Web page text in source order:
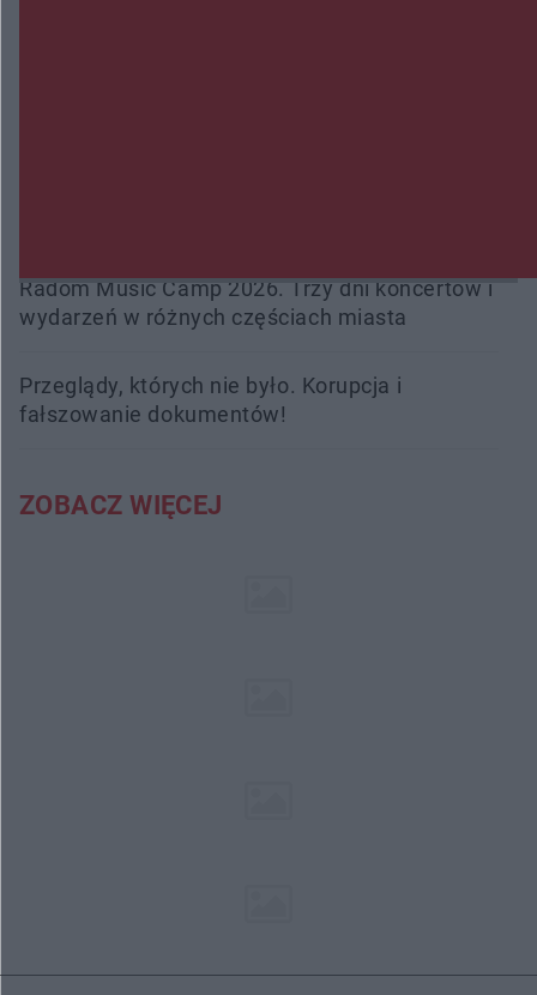
Radom Music Camp 2026. Trzy dni koncertów i
wydarzeń w różnych częściach miasta
Przeglądy, których nie było. Korupcja i
fałszowanie dokumentów!
ZOBACZ WIĘCEJ